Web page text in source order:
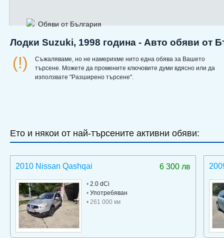
Обяви от България
Лодки Suzuki, 1998 година - Авто обяви от
(!)
Съжаляваме, но не намерихме нито една обява за Вашето
търсене. Можете да промените ключовите думи вдясно или да
използвате "Разширено търсене".
Ето и някои от най-търсените активни обяви:
6 300 лв
2010 Nissan Qashqai
• 2.0 dCi
• Употребяван
• 261 000 км